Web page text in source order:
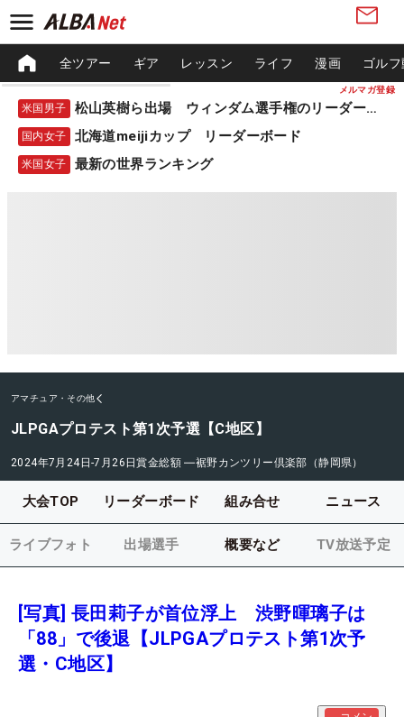
メルマガ登録
全ツアー ギア レッスン ライフ 漫画 ゴル
米国男子 松山英樹ら出場 ウィンダム選手権のリーダーボード
国内女子 北海道meijiカップ リーダーボード
米国女子 最新の世界ランキング
アマチュア・その他
JLPGAプロテスト第1次予選【C地区】
2024年7月24日-7月26日賞金総額 ―裾野カンツリー倶楽部（静岡県）
大会TOP リーダーボード 組み合せ ニュース
ライブフォト 出場選手 概要など TV放送予定
[写真] 長田莉子が首位浮上 渋野暉璃子は
「88」で後退【JLPGAプロテスト第1次予
選・C地区】